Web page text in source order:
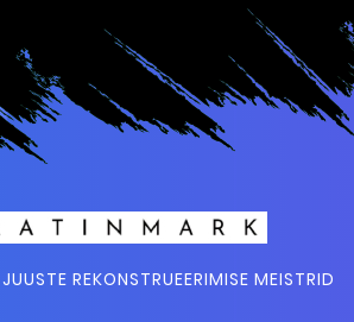
REKONSTRUEERIMISE MEISTRID